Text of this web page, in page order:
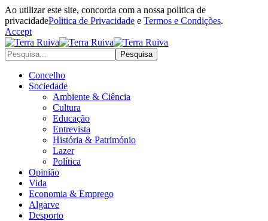
Ao utilizar este site, concorda com a nossa politica de
privacidadePolitica de Privacidade e Termos e Condições.
Accept
Concelho
Sociedade
Ambiente & Ciência
Cultura
Educação
Entrevista
História & Património
Lazer
Política
Opinião
Vida
Economia & Emprego
Algarve
Desporto